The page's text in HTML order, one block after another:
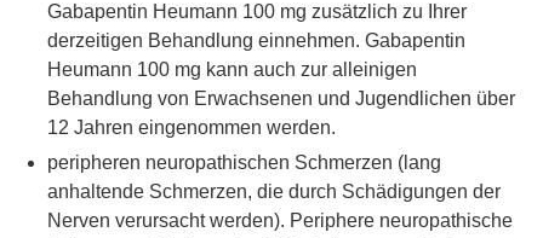
Gabapentin Heumann 100 mg zusätzlich zu Ihrer
derzeitigen Behandlung einnehmen. Gabapentin
Heumann 100 mg kann auch zur alleinigen
Behandlung von Erwachsenen und Jugendlichen über
12 Jahren eingenommen werden.
peripheren neuropathischen Schmerzen (lang
anhaltende Schmerzen, die durch Schädigungen der
Nerven verursacht werden). Periphere neuropathische